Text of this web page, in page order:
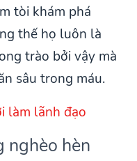
tòi khám phá
thế họ luôn là
trào bởi vậy mà
sâu trong máu.
làm lãnh đạo
nghèo hèn